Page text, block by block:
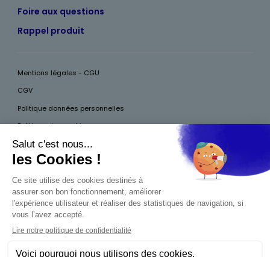
Foire aux questions
Rappel produit
Mentions légales - CGU
CGV
Politique données personnelles
Politique des cookies
Accessibilité
Pour votre santé, mangez au moins cinq fruits et légumes par jour, plus
d’infos surwww.mangerbouger.fr
aux mineurs de moins de 18 ans